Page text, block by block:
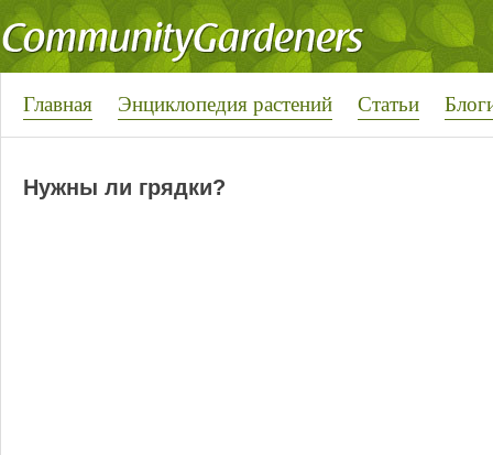
Главная Энциклопедия растений Статьи
Нужны ли грядки?